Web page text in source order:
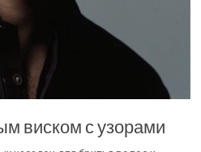
виском с узорами